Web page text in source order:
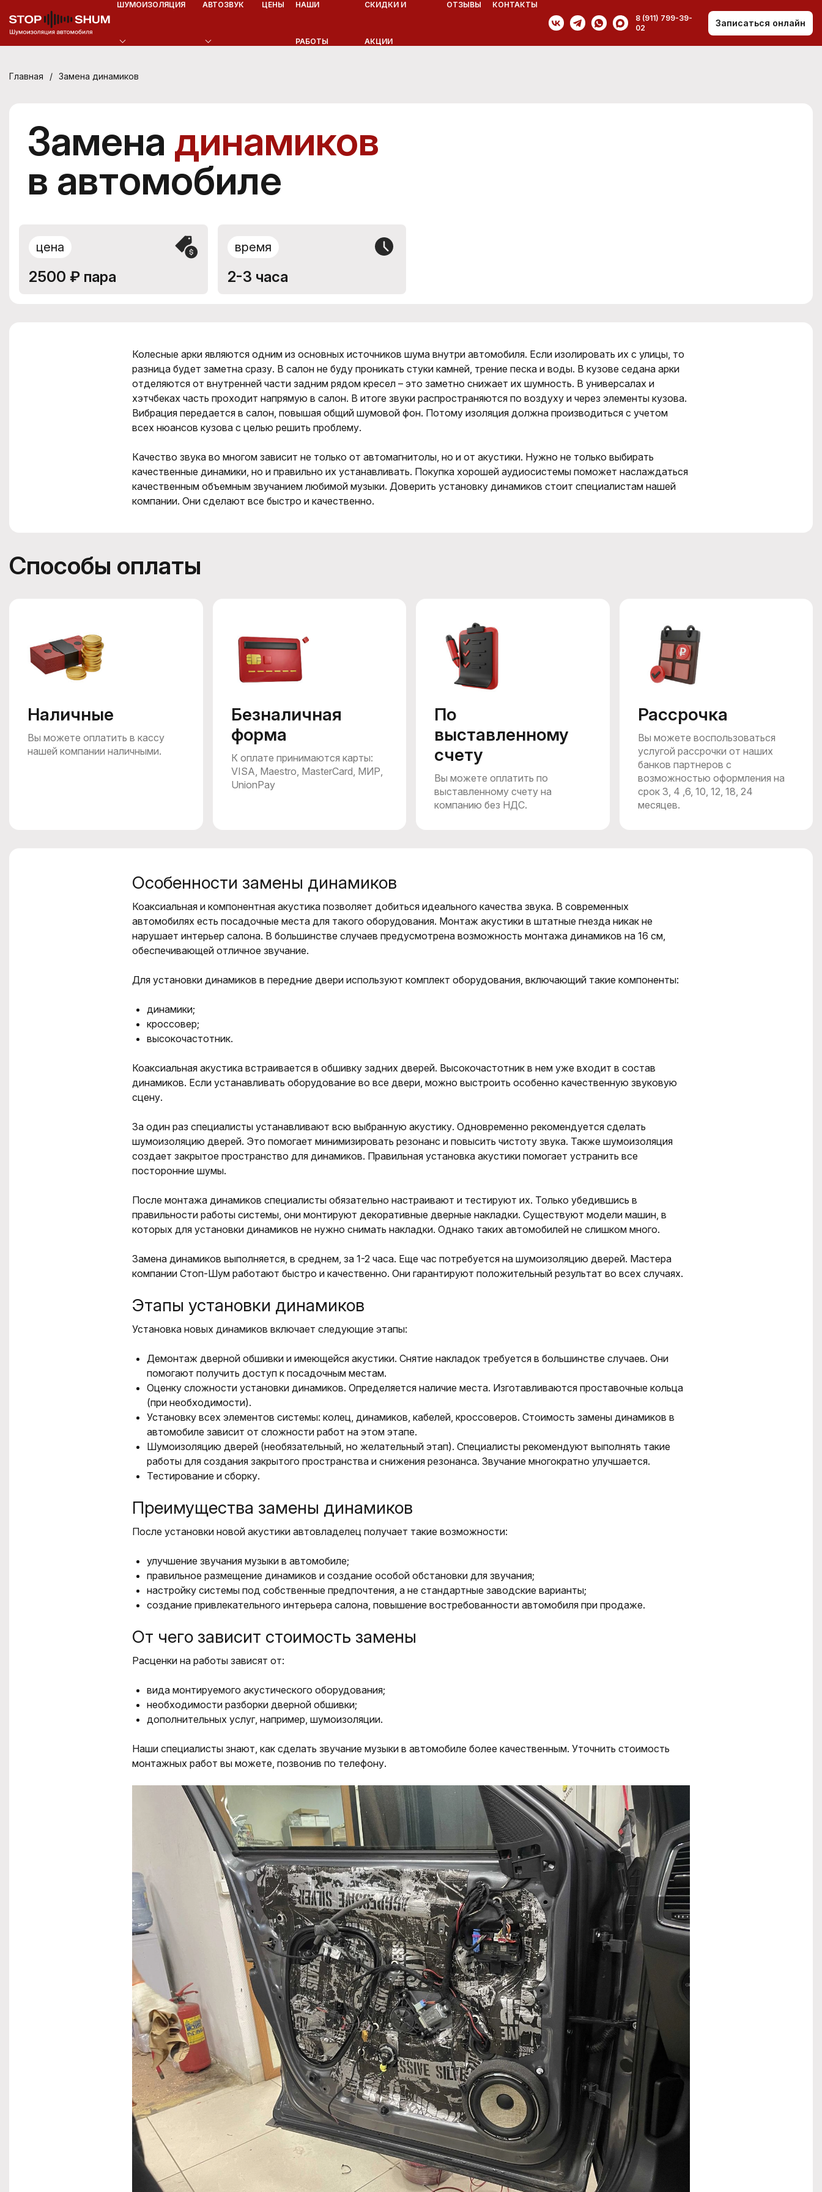
ШУМОИЗОЛЯЦИЯ АВТОЗВУК ЦЕНЫ НАШИ
РАБОТЫ
СКИДКИ И
АКЦИИ
ОТЗЫВЫ
КОНТАКТЫ
8 (911) 799-39-
02
Записаться онлайн
Главная / Замена динамиков
Замена динамиков
в автомобиле
цена
2500 ₽ пара
время
2-3 часа
Колесные арки являются одним из основных источников шума внутри автомобиля. Если изолировать их с улицы, то
разница будет заметна сразу. В салон не буду проникать стуки камней, трение песка и воды. В кузове седана арки
отделяются от внутренней части задним рядом кресел – это заметно снижает их шумность. В универсалах и
хэтчбеках часть проходит напрямую в салон. В итоге звуки распространяются по воздуху и через элементы кузова.
Вибрация передается в салон, повышая общий шумовой фон. Потому изоляция должна производиться с учетом
всех нюансов кузова с целью решить проблему.
Качество звука во многом зависит не только от автомагнитолы, но и от акустики. Нужно не только выбирать
качественные динамики, но и правильно их устанавливать. Покупка хорошей аудиосистемы поможет наслаждаться
качественным объемным звучанием любимой музыки. Доверить установку динамиков стоит специалистам нашей
компании. Они сделают все быстро и качественно.
Способы оплаты
Наличные
Вы можете оплатить в кассу
нашей компании наличными.
Безналичная
форма
К оплате принимаются карты:
VISA, Maestro, MasterCard, МИР,
UnionPay
По
выставленному
счету
Вы можете оплатить по
выставленному счету на
компанию без НДС.
Рассрочка
Вы можете воспользоваться
услугой рассрочки от наших
банков партнеров c
возможностью оформления на
срок 3, 4 ,6, 10, 12, 18, 24
месяцев.
Особенности замены динамиков
Коаксиальная и компонентная акустика позволяет добиться идеального качества звука. В современных
автомобилях есть посадочные места для такого оборудования. Монтаж акустики в штатные гнезда никак не
нарушает интерьер салона. В большинстве случаев предусмотрена возможность монтажа динамиков на 16 см,
обеспечивающей отличное звучание.
Для установки динамиков в передние двери используют комплект оборудования, включающий такие компоненты:
динамики;
кроссовер;
высокочастотник.
Коаксиальная акустика встраивается в обшивку задних дверей. Высокочастотник в нем уже входит в состав
динамиков. Если устанавливать оборудование во все двери, можно выстроить особенно качественную звуковую
сцену.
За один раз специалисты устанавливают всю выбранную акустику. Одновременно рекомендуется сделать
шумоизоляцию дверей. Это помогает минимизировать резонанс и повысить чистоту звука. Также шумоизоляция
создает закрытое пространство для динамиков. Правильная установка акустики помогает устранить все
посторонние шумы.
После монтажа динамиков специалисты обязательно настраивают и тестируют их. Только убедившись в
правильности работы системы, они монтируют декоративные дверные накладки. Существуют модели машин, в
которых для установки динамиков не нужно снимать накладки. Однако таких автомобилей не слишком много.
Замена динамиков выполняется, в среднем, за 1-2 часа. Еще час потребуется на шумоизоляцию дверей. Мастера
компании Стоп-Шум работают быстро и качественно. Они гарантируют положительный результат во всех случаях.
Этапы установки динамиков
Установка новых динамиков включает следующие этапы:
Демонтаж дверной обшивки и имеющейся акустики. Снятие накладок требуется в большинстве случаев. Они
помогают получить доступ к посадочным местам.
Оценку сложности установки динамиков. Определяется наличие места. Изготавливаются проставочные кольца
(при необходимости).
Установку всех элементов системы: колец, динамиков, кабелей, кроссоверов. Стоимость замены динамиков в
автомобиле зависит от сложности работ на этом этапе.
Шумоизоляцию дверей (необязательный, но желательный этап). Специалисты рекомендуют выполнять такие
работы для создания закрытого пространства и снижения резонанса. Звучание многократно улучшается.
Тестирование и сборку.
Преимущества замены динамиков
После установки новой акустики автовладелец получает такие возможности:
улучшение звучания музыки в автомобиле;
правильное размещение динамиков и создание особой обстановки для звучания;
настройку системы под собственные предпочтения, а не стандартные заводские варианты;
создание привлекательного интерьера салона, повышение востребованности автомобиля при продаже.
От чего зависит стоимость замены
Расценки на работы зависят от:
вида монтируемого акустического оборудования;
необходимости разборки дверной обшивки;
дополнительных услуг, например, шумоизоляции.
Наши специалисты знают, как сделать звучание музыки в автомобиле более качественным. Уточнить стоимость
монтажных работ вы можете, позвонив по телефону.